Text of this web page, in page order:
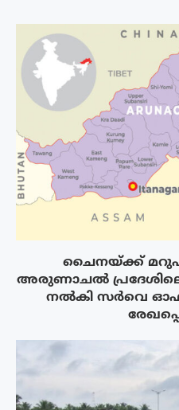
ചൈനയ്ക്ക്
അരുണാചൽ
നൽകി സർവെ ഓഫ്